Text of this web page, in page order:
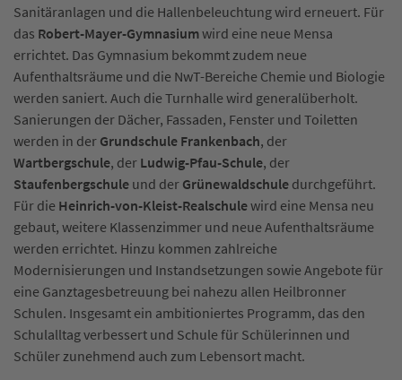
Sanitäranlagen und die Hallenbeleuchtung wird erneuert. Für
das Robert-Mayer-Gymnasiumwird eine neue Mensa
errichtet. Das Gymnasium bekommt zudem neue
Aufenthaltsräume und die NwT-Bereiche Chemie und Biologie
werden saniert. Auch die Turnhalle wird generalüberholt.
Sanierungen der Dächer, Fassaden, Fenster und Toiletten
werden in der Grundschule Frankenbach, der
Wartbergschule, der Ludwig-Pfau-Schule, der
Staufenbergschule und der Grünewaldschule durchgeführt.
Für die Heinrich-von-Kleist-Realschulewird eine Mensa neu
gebaut, weitere Klassenzimmer und neue Aufenthaltsräume
werden errichtet. Hinzu kommen zahlreiche
Modernisierungen und Instandsetzungen sowie Angebote für
eine Ganztagesbetreuung bei nahezu allen Heilbronner
Schulen. Insgesamt ein ambitioniertes Programm, das den
Schulalltag verbessert und Schule für Schülerinnen und
Schüler zunehmend auch zum Lebensort macht.